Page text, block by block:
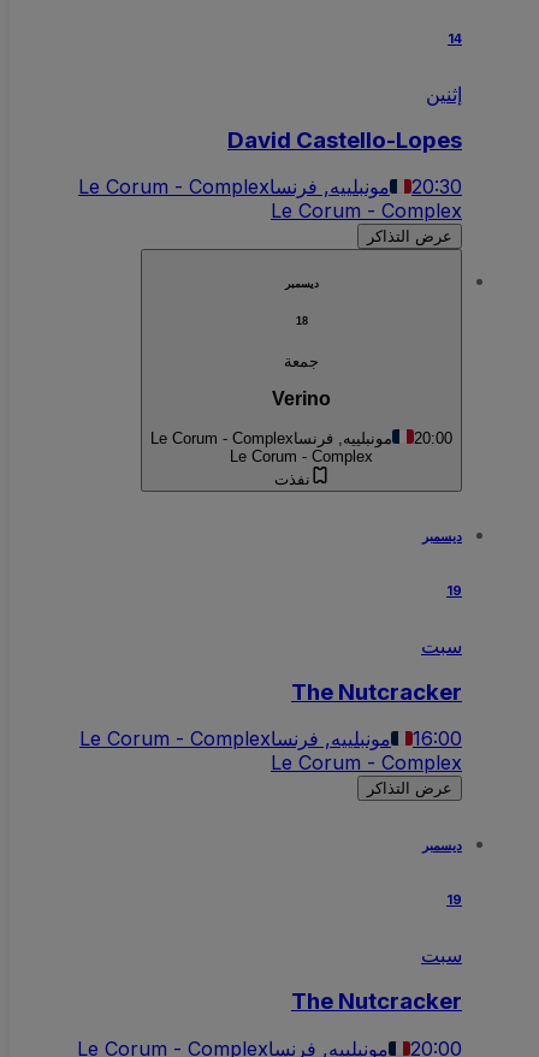
إثنين
David Castello-Lopes
20:30 مونبلييه, فرنساLe Corum - Complex
Le Corum - Complex
عرض التذاكر
ديسمبر
جمعة
Verino
20:00 مونبلييه, فرنساLe Corum - Complex
Le Corum - Complex
نفذت
ديسمبر
سبت
The Nutcracker
16:00 مونبلييه, فرنساLe Corum - Complex
Le Corum - Complex
عرض التذاكر
ديسمبر
سبت
The Nutcracker
20:00 مونبلييه, فرنساLe Corum - Complex